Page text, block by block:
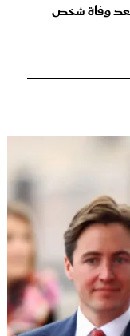
بعد وفاة شخص